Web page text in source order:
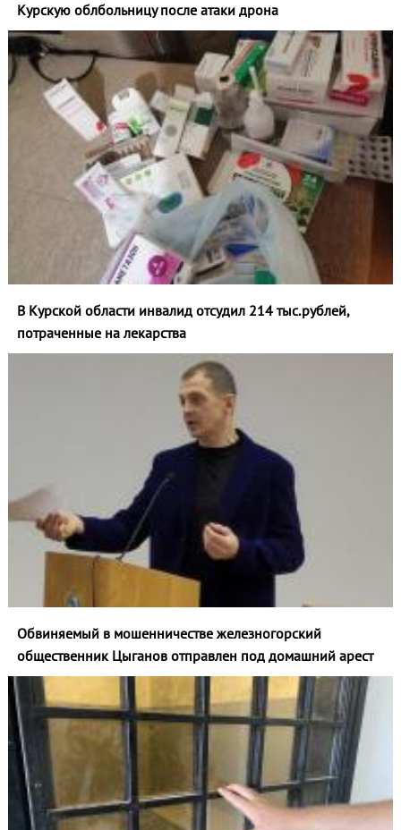
Курскую облбольницу после атаки дрона
В Курской области инвалид отсудил 214 тыс.рублей,
потраченные на лекарства
Обвиняемый в мошенничестве железногорский
общественник Цыганов отправлен под домашний арест